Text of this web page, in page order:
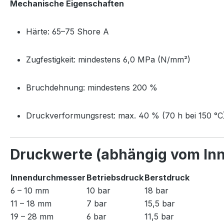
Mechanische Eigenschaften
Härte: 65–75 Shore A
Zugfestigkeit: mindestens 6,0 MPa (N/mm²)
Bruchdehnung: mindestens 200 %
Druckverformungsrest: max. 40 % (70 h bei 150
Druckwerte (abhängig vom
Innendurchmesser BetriebsdruckBerstdruck
6 – 10 mm
10 bar
18 bar
11 – 18 mm
7 bar
15,5 bar
19 – 28 mm
6 bar
11,5 bar